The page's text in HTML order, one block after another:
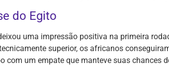
do Egito
uma impressão positiva na primeira
superior, os africanos
com um empate que manteve suas chances